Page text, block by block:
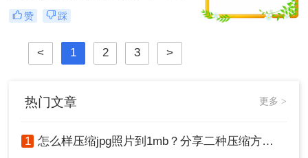
场人、摄影师、新媒体运营者乃至普
通用户都必须掌握的核心技能。一张
限、发送失败、网页加载缓慢……这
些痛点无一不在提醒我们：学会怎样
是必选项。
赞 踩
< 1 2 3 >
热门文章 更多 >
1 怎么样压缩jpg照片到1mb？分享二种压缩方法！